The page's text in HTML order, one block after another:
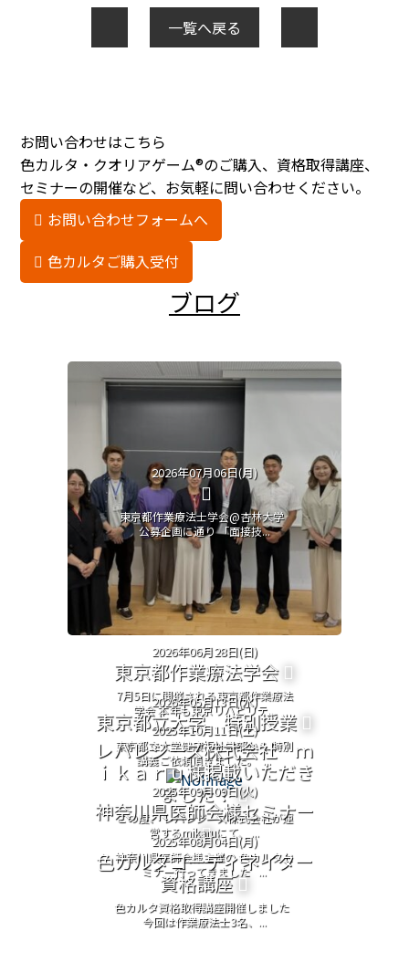
一覧へ戻る
お問い合わせはこちら
色カルタ・クオリアゲーム®のご購入、資格取得講座、
セミナーの開催など、お気軽に問い合わせください。
お問い合わせフォームへ
色カルタご購入受付
ブログ
2026年07月06日(月)
東京都作業療法士学会@杏林大学
公募企画に通り 「面接技...
2026年06月28日(日)
東京都作業療法学会
7月5日に開催される東京都作業療法
学会 本年も東京リハビリテ...
2026年05月13日(水)
東京都立大学 特別授業
東京都立大学健康福祉学部から 特別
講義ご依頼頂きました。 ...
2025年10月11日(土)
レバレジーズ株式会社 ｍ
ｉｋａｒｕ様掲載いただき
ました！
この度、 レバレジーズ株式会社が運
営するmikaruにて、 ...
2025年09月09日(火)
神奈川県医師会様セミナー
神奈川県医師会様主催の 色カルタセ
ミナー行ってきました ...
2025年08月04日(月)
色カルタコーディネイター
資格講座
色カルタ資格取得講座開催しました
今回は作業療法士3名、...